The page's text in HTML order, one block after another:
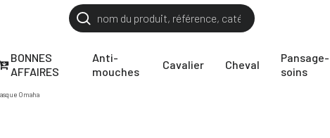
BONNES
AFFAIRES
Anti-
mouches
Cavalier Cheval
Pansage-
soins
Omaha